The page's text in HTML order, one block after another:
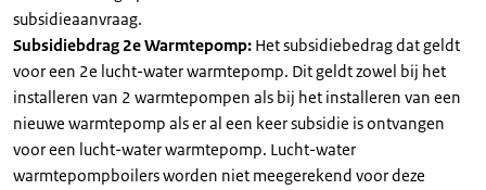
subsidieaanvraag.
Subsidiebdrag 2e Warmtepomp: Het subsidiebedrag dat geldt
voor een 2e lucht-water warmtepomp. Dit geldt zowel bij het
installeren van 2 warmtepompen als bij het installeren van een
nieuwe warmtepomp als er al een keer subsidie is ontvangen
voor een lucht-water warmtepomp. Lucht-water
warmtepompboilers worden niet meegerekend voor deze